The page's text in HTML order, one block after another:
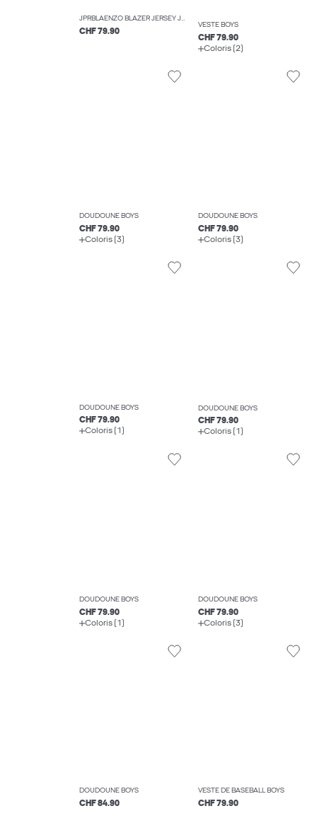
JPRBLAENZO BLAZER JERSEY JNR BLAZERS BOYS
CHF 79.90
VESTE BOYS
CHF 79.90
Coloris (2)
DOUDOUNE BOYS
CHF 79.90
Coloris (3)
DOUDOUNE BOYS
CHF 79.90
Coloris (3)
DOUDOUNE BOYS
CHF 79.90
Coloris (1)
DOUDOUNE BOYS
CHF 79.90
Coloris (1)
DOUDOUNE BOYS
CHF 79.90
Coloris (1)
DOUDOUNE BOYS
CHF 79.90
Coloris (3)
DOUDOUNE BOYS
CHF 84.90
VESTE DE BASEBALL BOYS
CHF 79.90